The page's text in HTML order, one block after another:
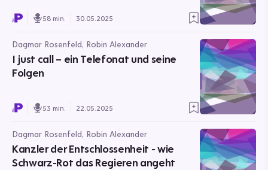
58 min. 30.05.2025
Dagmar Rosenfeld, Robin Alexander
I just call – ein Telefonat und seine
Folgen
53 min. 22.05.2025
Dagmar Rosenfeld, Robin Alexander
Kanzler der Entschlossenheit - wie
Schwarz-Rot das Regieren angeht